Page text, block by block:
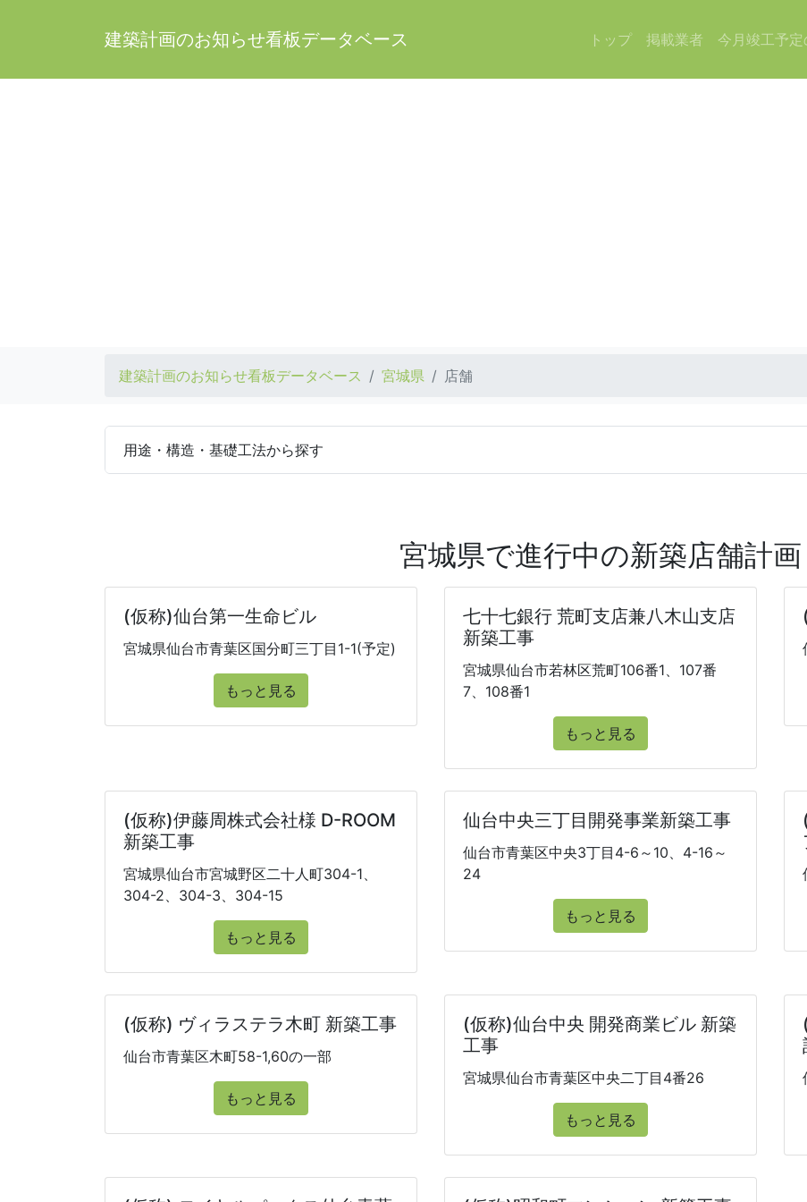
建築計画のお知らせ看板データベース トップ 掲載業者 今月竣工予
建築計画のお知らせ看板データベース 宮城県 店舗
用途・構造・基礎工法から探す
宮城県で進行中の新築店舗計画
(仮称)仙台第一生命ビル
宮城県仙台市青葉区国分町三丁目1-1(予定)
もっと見る
七十七銀行 荒町支店兼八木山支店
新築工事
宮城県仙台市若林区荒町106番1、107番
7、108番1
もっと見る
(仮称)伊藤周株式会社様 D-ROOM
新築工事
宮城県仙台市宮城野区二十人町304-1、
304-2、304-3、304-15
もっと見る
仙台中央三丁目開発事業新築工事
仙台市青葉区中央3丁目4-6～10、4-16～
24
もっと見る
(仮称) ヴィラステラ木町 新築工事
仙台市青葉区木町58-1,60の一部
もっと見る
(仮称)仙台中央 開発商業ビル 新築
工事
宮城県仙台市青葉区中央二丁目4番26
もっと見る